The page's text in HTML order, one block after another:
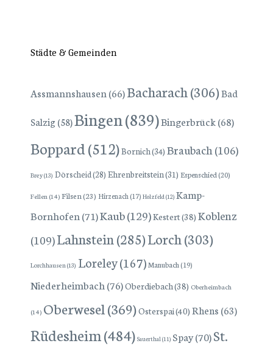
Städte & Gemeinden
Assmannshausen (66)Bacharach(306)Bad
Salzig(58)Bingen(839)Bingerbrück(68)
Boppard(512)Bornich(34) Braubach (106)
Brey(13) Dörscheid(28) Ehrenbreitstein(31) Espenschied (20)
Fellen (14) Filsen(23) Hirzenach (17) Holzfeld(12) Kamp-
Bornhofen (71)Kaub(129)Kestert(38) Koblenz
(109)Lahnstein(285)Lorch(303)
Lorchhausen(13) Loreley(167)Manubach (19)
Niederheimbach (76)Oberdiebach(38) Oberheimbach
(14) Oberwesel(369)Osterspai(40) Rhens (63)
Rüdesheim(484) Sauerthal(11) Spay(70)St.